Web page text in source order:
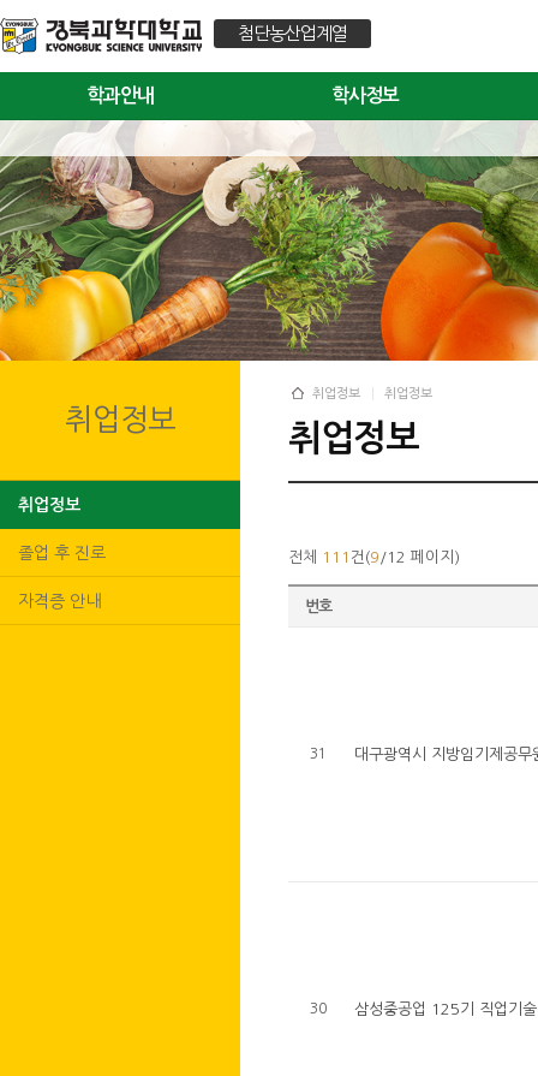
첨단농산업계열
학과안내 학사정보
취업정보
취업정보
졸업 후 진로
자격증 안내
취업정보 취업정보
취업정보
전체 111 건(9 /12 페이지)
번호
31 대구광역시 지방임기제공무
30 삼성중공업 125기 직업기